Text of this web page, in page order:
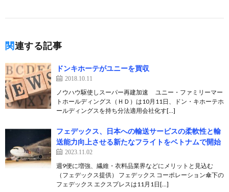
関連する記事
ドンキホーテがユニーを買収
2018.10.11
ノウハウ駆使しスーパー再建加速 ユニー・ファミリーマー
トホールディングス（ＨＤ）は10月11日、ドン・キホーテホ
ールディングスを持ち分法適用会社化す[…]
フェデックス、日本への輸送サービスの柔軟性と輸
送能力向上させる新たなフライトをベトナムで開始
2023.11.02
週9便に増強、繊維・衣料品業界などにメリットと見込む
（フェデックス提供） フェデックス コーポレーション傘下の
フェデックス エクスプレスは11月1日[…]